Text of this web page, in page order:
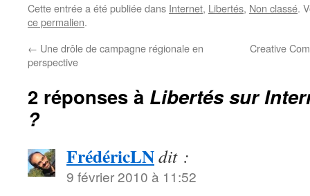
Cette entrée a été publiée dans Internet, Libertés, Non classé.
ce permalien.
← Une drôle de campagne régionale en
perspective
Creative
2 réponses à Libertés sur
?
FrédéricLNdit :
9 février 2010 à 11:52